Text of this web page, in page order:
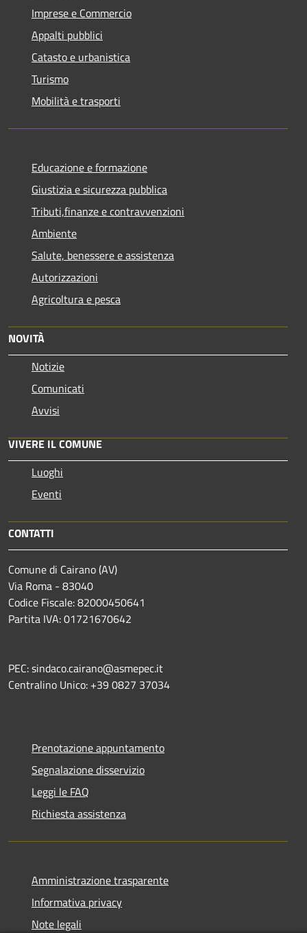
Imprese e Commercio
Appalti pubblici
Catasto e urbanistica
Turismo
Mobilità e trasporti
Educazione e formazione
Giustizia e sicurezza pubblica
Tributi,finanze e contravvenzioni
Ambiente
Salute, benessere e assistenza
Autorizzazioni
Agricoltura e pesca
NOVITÀ
Notizie
Comunicati
Avvisi
VIVERE IL COMUNE
Luoghi
Eventi
CONTATTI
Comune di Cairano (AV)
Via Roma - 83040
Codice Fiscale: 82000450641
Partita IVA: 01721670642
PEC: sindaco.cairano@asmepec.it
Centralino Unico: +39 0827 37034
Prenotazione appuntamento
Segnalazione disservizio
Leggi le FAQ
Richiesta assistenza
Amministrazione trasparente
Informativa privacy
Note legali